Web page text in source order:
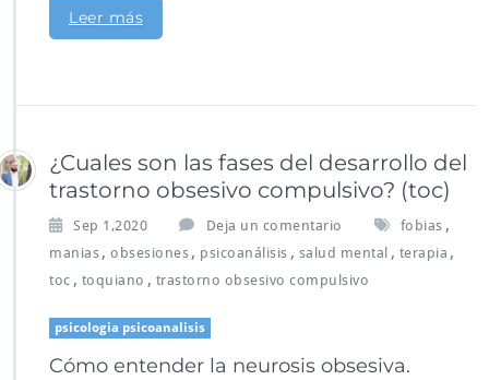
Leer más
¿Cuales son las fases del desarrollo del
trastorno obsesivo compulsivo? (toc)
Sep 1,2020 Deja un comentario fobias ,
manias , obsesiones , psicoanálisis , salud mental , terapia ,
toc , toquiano , trastorno obsesivo compulsivo
psicologia psicoanalisis
Cómo entender la neurosis obsesiva.